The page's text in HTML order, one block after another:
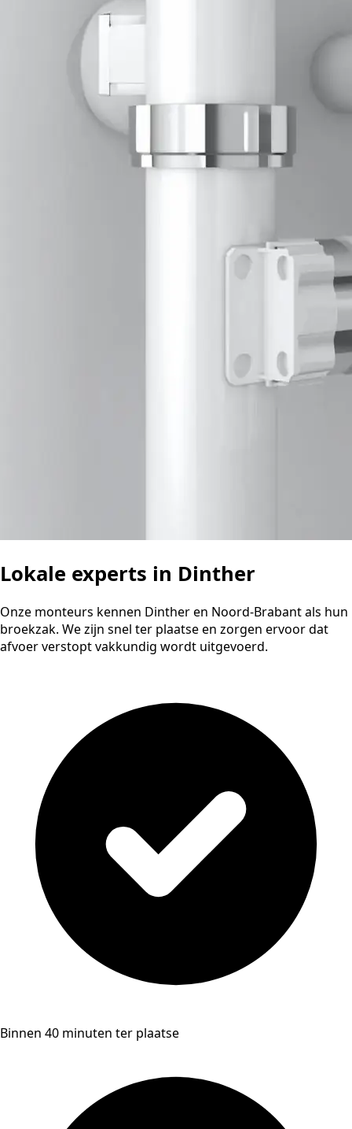
Lokale experts in Dinther
Onze monteurs kennen Dinther en Noord-Brabant als hun
broekzak. We zijn snel ter plaatse en zorgen ervoor dat
afvoer verstopt vakkundig wordt uitgevoerd.
Binnen 40 minuten ter plaatse